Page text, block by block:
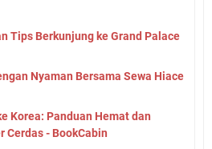
Tips Berkunjung ke Grand Palace
Nyaman Bersama Sewa Hiace
Korea: Panduan Hemat dan
Cerdas - BookCabin